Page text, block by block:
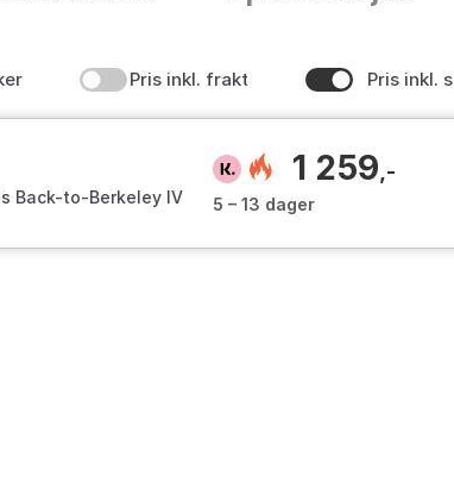
Pris inkl. frakt Pris inkl.
Back-to-Berkeley IV
1 259,-
5 – 13 dager